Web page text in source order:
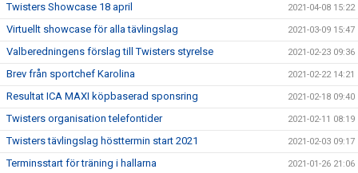
Twisters Showcase 18 april 2021-04-08 15:22
Virtuellt showcase för alla tävlingslag 2021-03-09 15:47
Valberedningens förslag till Twisters styrelse 2021-02-23 09:36
Brev från sportchef Karolina 2021-02-22 14:21
Resultat ICA MAXI köpbaserad sponsring 2021-02-18 09:40
Twisters organisation telefontider 2021-02-11 08:19
Twisters tävlingslag hösttermin start 2021 2021-02-03 09:17
Terminsstart för träning i hallarna 2021-01-26 21:06